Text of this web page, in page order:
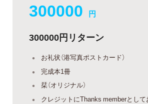
300000 円
300000円リターン
お礼状（港写真ポストカード）
完成本1冊
栞（オリジナル）
クレジットにThanks memberとし